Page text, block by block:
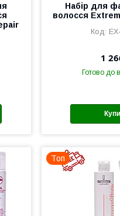
Набір для
волосся
1
Готово до
Топ